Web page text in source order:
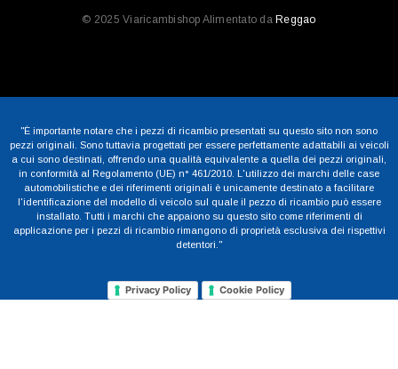
© 2025 Viaricambishop Alimentato da Reggao
"È importante notare che i pezzi di ricambio presentati su questo sito non sono
pezzi originali. Sono tuttavia progettati per essere perfettamente adattabili ai veicoli
a cui sono destinati, offrendo una qualità equivalente a quella dei pezzi originali,
in conformità al Regolamento (UE) n° 461/2010. L'utilizzo dei marchi delle case
automobilistiche e dei riferimenti originali è unicamente destinato a facilitare
l'identificazione del modello di veicolo sul quale il pezzo di ricambio può essere
installato. Tutti i marchi che appaiono su questo sito come riferimenti di
applicazione per i pezzi di ricambio rimangono di proprietà esclusiva dei rispettivi
detentori."
Privacy Policy Cookie Policy